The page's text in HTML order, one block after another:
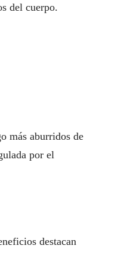
del cuerpo.
más aburridos de
por el
destacan